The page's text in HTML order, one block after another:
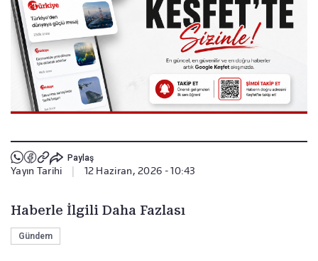
Paylaş
Yayın Tarihi 12 Haziran, 2026 - 10:43
Haberle İlgili Daha Fazlası
Gündem